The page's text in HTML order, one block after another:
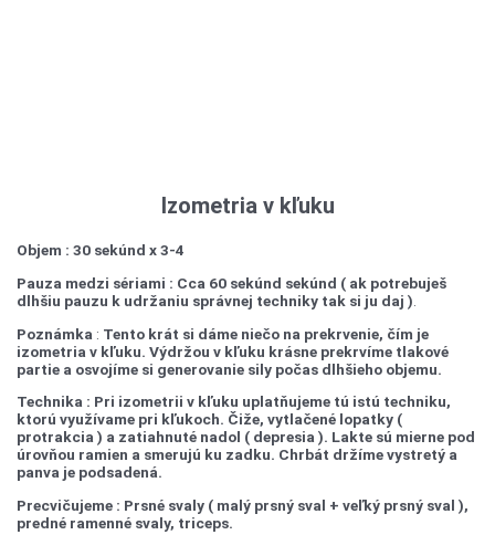
Izometria v kľuku
Objem : 30 sekúnd x 3-4
Pauza medzi sériami : Cca 60 sekúnd sekúnd ( ak potrebuješ
dlhšiu pauzu k udržaniu správnej techniky tak si ju daj )
Poznámka : Tento krát si dáme niečo na prekrvenie, čím je
izometria v kľuku. Výdržou v kľuku krásne prekrvíme tlakové
partie a osvojíme si generovanie sily počas dlhšieho objemu.
Technika : Pri izometrii v kľuku uplatňujeme tú istú techniku,
ktorú využívame pri kľukoch. Čiže, vytlačené lopatky (
protrakcia ) a zatiahnuté nadol ( depresia ). Lakte sú mierne pod
úrovňou ramien a smerujú ku zadku. Chrbát držíme vystretý a
panva je podsadená.
Precvičujeme : Prsné svaly ( malý prsný sval + veľký prsný sval ),
predné ramenné svaly, triceps.